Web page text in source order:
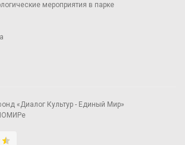
мероприятия в парке
«Диалог Культур - Единый Мир»